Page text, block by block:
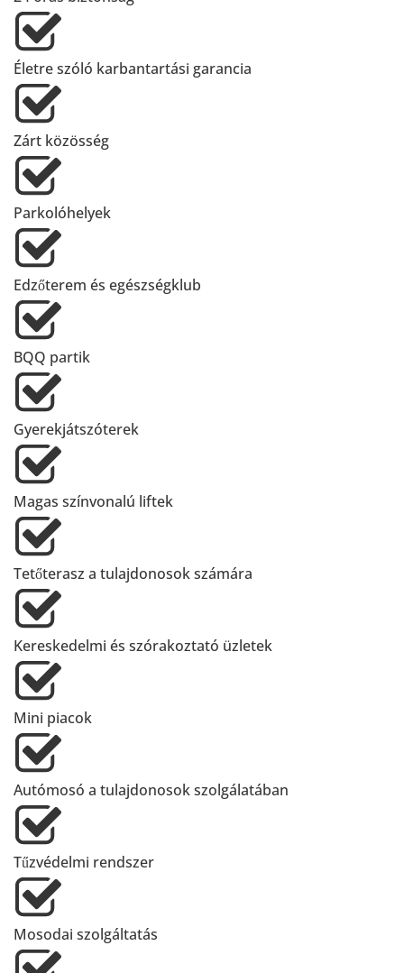
Életre szóló karbantartási garancia
Zárt közösség
Parkolóhelyek
Edzőterem és egészségklub
BQQ partik
Gyerekjátszóterek
Magas színvonalú liftek
Tetőterasz a tulajdonosok számára
Kereskedelmi és szórakoztató üzletek
Mini piacok
Autómosó a tulajdonosok szolgálatában
Tűzvédelmi rendszer
Mosodai szolgáltatás